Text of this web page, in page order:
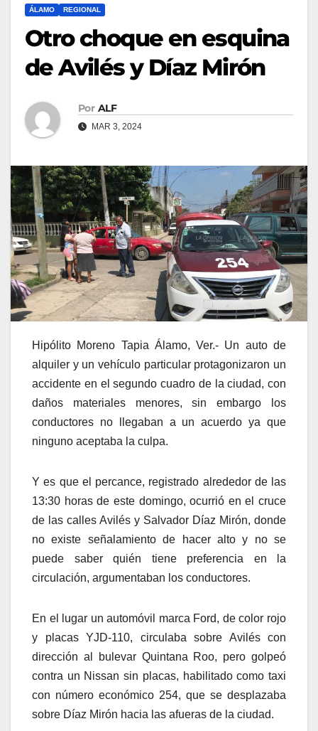
ÁLAMO REGIONAL
Otro choque en esquina
de Avilés y Díaz Mirón
Por ALF
MAR 3, 2024
Hipólito Moreno Tapia Álamo, Ver.- Un auto de
alquiler y un vehículo particular protagonizaron un
accidente en el segundo cuadro de la ciudad, con
daños materiales menores, sin embargo los
conductores no llegaban a un acuerdo ya que
ninguno aceptaba la culpa.
Y es que el percance, registrado alrededor de las
13:30 horas de este domingo, ocurrió en el cruce
de las calles Avilés y Salvador Díaz Mirón, donde
no existe señalamiento de hacer alto y no se
puede saber quién tiene preferencia en la
circulación, argumentaban los conductores.
En el lugar un automóvil marca Ford, de color rojo
y placas YJD-110, circulaba sobre Avilés con
dirección al bulevar Quintana Roo, pero golpeó
contra un Nissan sin placas, habilitado como taxi
con número económico 254, que se desplazaba
sobre Díaz Mirón hacia las afueras de la ciudad.